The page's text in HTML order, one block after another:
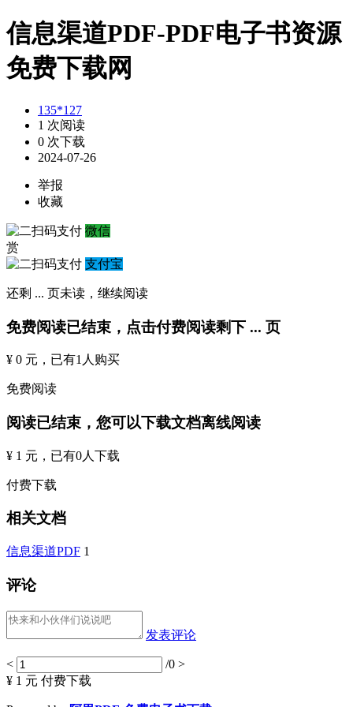
信息渠道PDF-PDF电子书资源
免费下载网
135*127
1 次阅读
0 次下载
2024-07-26
举报
收藏
微信
赏
支付宝
还剩 ... 页未读， 继续阅读
免费阅读已结束，点击付费阅读剩下 ... 页
¥ 0 元 ，已有1 人购买
免费阅读
阅读已结束，您可以下载文档离线阅读
¥ 1 元 ，已有0人下载
付费下载
相关文档
信息渠道PDF 1
评论
发表评论
< /0 >
¥ 1 元 付费下载